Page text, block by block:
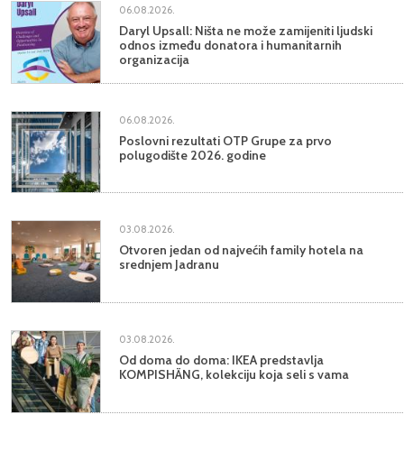
06.08.2026.
Daryl Upsall: Ništa ne može zamijeniti ljudski
odnos između donatora i humanitarnih
organizacija
06.08.2026.
Poslovni rezultati OTP Grupe za prvo
polugodište 2026. godine
03.08.2026.
Otvoren jedan od najvećih family hotela na
srednjem Jadranu
03.08.2026.
Od doma do doma: IKEA predstavlja
KOMPISHÄNG, kolekciju koja seli s vama